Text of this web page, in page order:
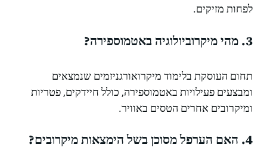
לפחות מזיקים.
3. מהי מיקרוביולוגיה באטמוספירה?
תחום העוסקת בלימוד מיקרואורגניזמים שנמצאים
ומבצעים פעילויות באטמוספירה, כולל חיידקים, פטריות
ומיקרובים אחרים הטסים באוויר.
4. האם הערפל מסוכן בשל הימצאות מיקרובים?